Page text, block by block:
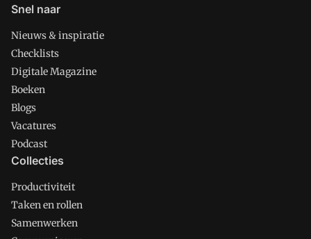
Snel naar
Nieuws & inspiratie
Checklists
Digitale Magazine
Boeken
Blogs
Vacatures
Podcast
Collecties
Productiviteit
Taken en rollen
Samenwerken